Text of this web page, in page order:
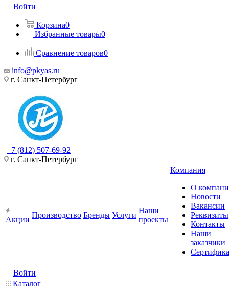
Войти
Корзина0
Избранные товары0
Сравнение товаров0
info@pkyas.ru
г. Санкт-Петербург
+7 (812) 507-69-92
г. Санкт-Петербург
Акции
Производство Бренды Услуги
Наши
проекты
Компания
О
Новости
Вакансии
Реквизиты
Контакты
Наши
заказчики
Войти
Каталог